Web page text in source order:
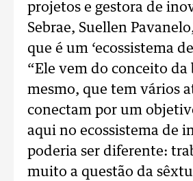
projetos e gestora de
Sebrae, Suellen
que é um ‘ecossistema
“Ele vem do conceito da
mesmo, que tem vários
conectam por um
aqui no ecossistema de
poderia ser diferente:
muito a questão da